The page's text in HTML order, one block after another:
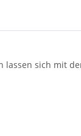
sich mit